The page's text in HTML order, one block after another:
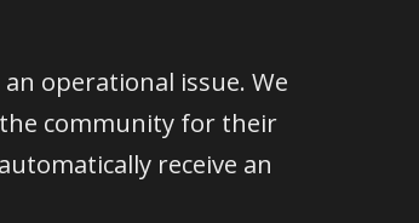
operational issue. We
community for their
receive an